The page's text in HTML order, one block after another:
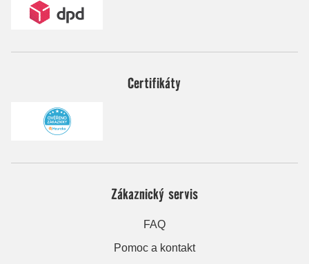
Certifikáty
Zákaznický servis
FAQ
Pomoc a kontakt